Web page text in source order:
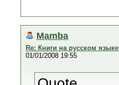
Mamba
Re: Книги на русском языке
01/01/2008 19:55